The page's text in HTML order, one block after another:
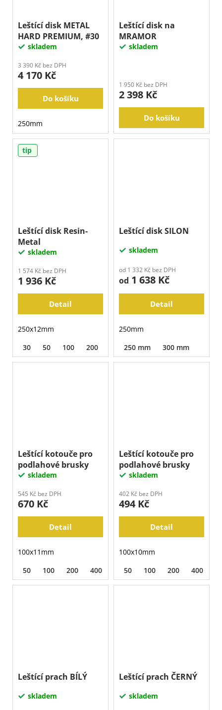
Leštící disk METAL
HARD PREMIUM, #30
skladem
3 390 Kč bez DPH
4 170 Kč
Do košíku
250mm
Leštící disk na
MRAMOR
skladem
1 950 Kč bez DPH
2 398 Kč
Do košíku
tip
Leštící disk Resin-
Metal
skladem
1 574 Kč bez DPH
1 936 Kč
Detail
250x12mm
30
50 100 200
Leštící disk SILON
skladem
od 1 332 Kč bez DPH
od 1 638 Kč
Detail
250mm
250 mm
300 mm
Leštící kotouče pro
podlahové brusky
skladem
545 Kč bez DPH
670 Kč
Detail
100x11mm
50
100 200 400 800 1500 3000
Leštící kotouče pro
podlahové brusky
skladem
402 Kč bez DPH
494 Kč
Detail
100x10mm
50
100 200 400
Leštící prach BÍLÝ
skladem
Leštící prach ČERNÝ
skladem